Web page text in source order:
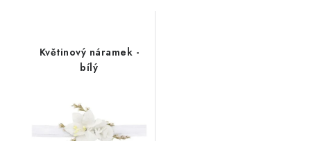
Květinový náramek -
bílý